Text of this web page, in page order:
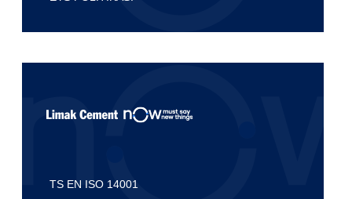
TS EN ISO 14001